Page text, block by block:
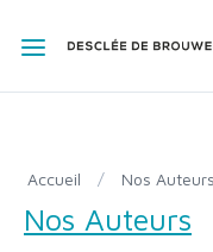
Accueil / Nos Auteurs
Nos Auteurs